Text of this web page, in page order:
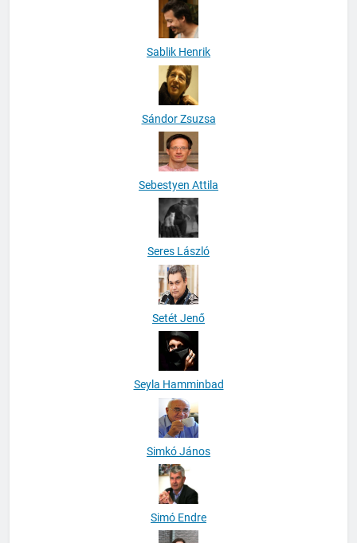
Sablik Henrik
Sándor Zsuzsa
Sebestyen Attila
Seres László
Setét Jenő
Seyla Hamminbad
Simkó János
Simó Endre